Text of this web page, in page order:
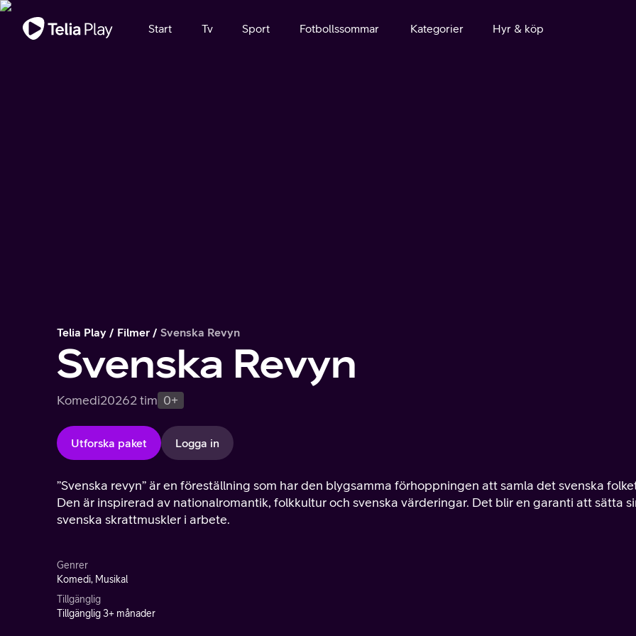
Viktigt meddelande
Start Tv Sport Fotbollssommar Kategorier Hyr & köp
Telia Play Filmer Svenska Revyn
Svenska Revyn
Komedi20262 tim 0+
Utforska paket Logga in
”Svenska revyn” är en föreställning som har den blygsamma förhoppningen att samla det svenska
Den är inspirerad av nationalromantik, folkkultur och svenska värderingar. Det blir en garanti att sätta
svenska skrattmuskler i arbete.
Genrer
Komedi, Musikal
Tillgänglig
Tillgänglig 3+ månader